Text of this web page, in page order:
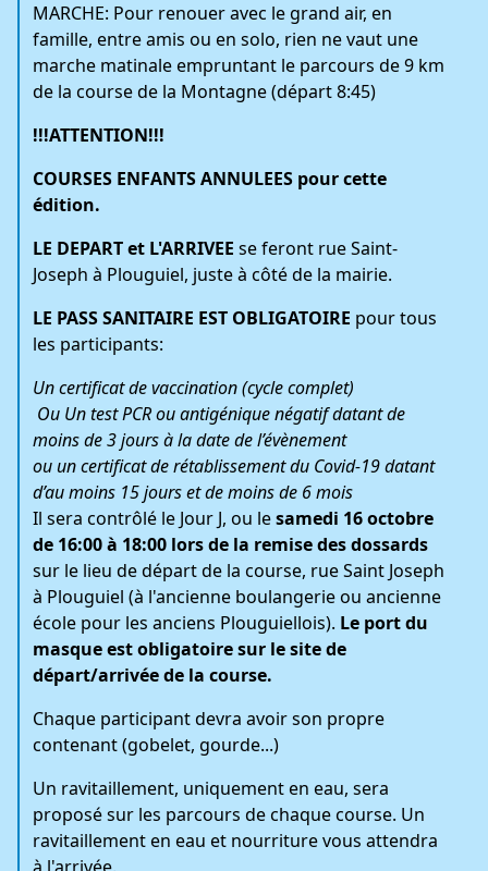
MARCHE: Pour renouer avec le grand air, en
famille, entre amis ou en solo, rien ne vaut une
marche matinale empruntant le parcours de 9 km
de la course de la Montagne (départ 8:45)
!!!ATTENTION!!!
COURSES ENFANTS ANNULEES pour cette
édition.
LE DEPART et L'ARRIVEE se feront rue Saint-
Joseph à Plouguiel, juste à côté de la mairie.
LE PASS SANITAIRE EST OBLIGATOIRE pour tous
les participants:
Un certificat de vaccination (cycle complet)
Ou Un test PCR ou antigénique négatif datant de
moins de 3 jours à la date de l’évènement
ou un certificat de rétablissement du Covid-19 datant
d’au moins 15 jours et de moins de 6 mois
Il sera contrôlé le Jour J, ou lesamedi 16 octobre
de 16:00 à 18:00 lors de la remise des dossards
sur le lieu de départ de la course, rue Saint Joseph
à Plouguiel (à l'ancienne boulangerie ou ancienne
école pour les anciens Plouguiellois). Le port du
masque est obligatoire sur le site de
départ/arrivée de la course.
Chaque participant devra avoir son propre
contenant (gobelet, gourde...)
Un ravitaillement, uniquement en eau, sera
proposé sur les parcours de chaque course. Un
ravitaillement en eau et nourriture vous attendra